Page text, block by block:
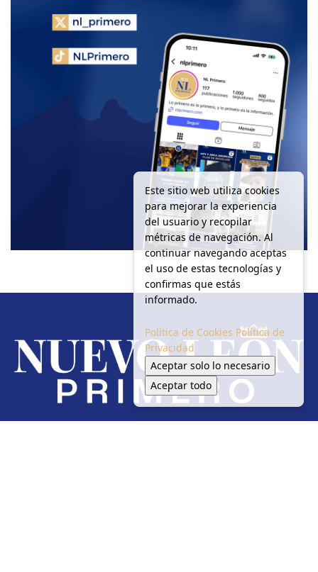
Este sitio web utiliza cookies
para mejorar la experiencia
del usuario y recopilar
métricas de navegación. Al
continuar navegando aceptas
el uso de estas tecnologías y
confirmas que estás
informado.
Política de Cookies Política de
Privacidad
Aceptar solo lo necesario
Aceptar todo